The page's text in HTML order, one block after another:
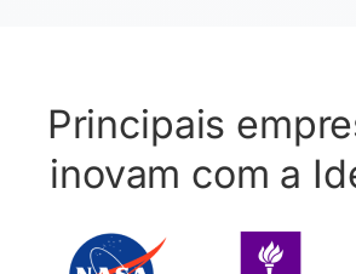
Principais
inovam com a